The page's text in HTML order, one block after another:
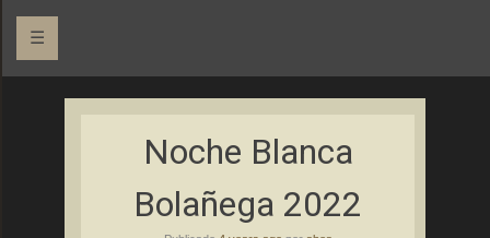
☰
ABEA
Noche Blanca
Bolañega 2022